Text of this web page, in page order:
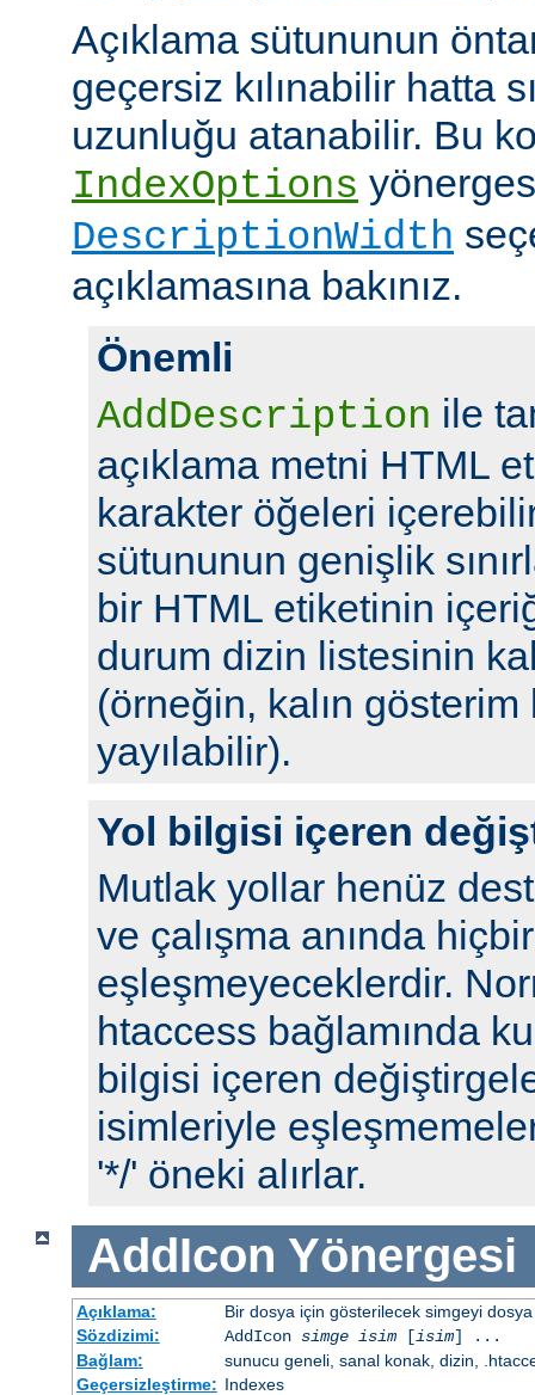
Açıklama sütununun
geçersiz kılınabilir hatta
uzunluğu atanabilir. Bu
IndexOptions
DescriptionWidth
açıklamasına bakınız.
Önemli
AddDescription ile
açıklama metni HTML
karakter öğeleri
sütununun genişlik
bir HTML etiketinin
durum dizin listesinin
(örneğin, kalın
yayılabilir).
Yol bilgisi içeren
Mutlak yollar henüz
ve çalışma anında
eşleşmeyeceklerdir.
htaccess bağlamında
bilgisi içeren
isimleriyle
'*/' öneki alırlar.
AddIcon Yönergesi
Açıklama:
Bir dosya için gösterilecek simgeyi
Sözdizimi:
AddIcon simge isim[isim] ...
Bağlam:
sunucu geneli, sanal konak, dizin,
Geçersizleştirme: Indexes